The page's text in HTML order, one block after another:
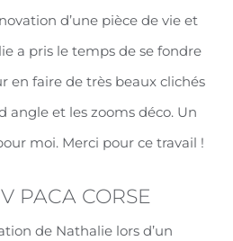
d’une pièce de vie et
a pris le temps de se fondre
en faire de très beaux clichés
angle et les zooms déco. Un
moi. Merci pour ce travail !
PACA CORSE
de Nathalie lors d’un